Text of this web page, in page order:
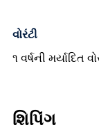
વોરંટી
૧ વર્ષની મર્યાદિત
શિપિંગ